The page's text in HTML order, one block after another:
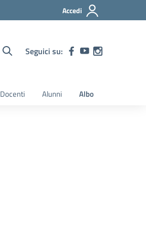
Accedi
Seguici su:
Docenti Alunni Albo